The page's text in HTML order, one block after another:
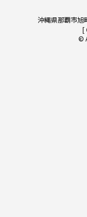
沖縄県那覇市旭
[
©